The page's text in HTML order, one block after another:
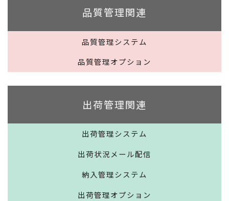
品質管理関連
品質管理システム
品質管理オプション
出荷管理関連
出荷管理システム
出荷状況メール配信
納入管理システム
出荷管理オプション